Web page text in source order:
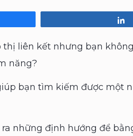
liên kết nhưng bạn
năng?
bạn tìm kiếm được một
những định hướng để